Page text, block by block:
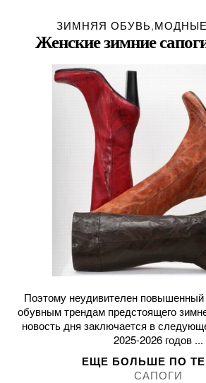
ЗИМНЯЯ ОБУВЬ,
Женские зимние
Поэтому неудивителен повышенный
обувным трендам предстоящего
новость дня заключается в
2025-2026 годов ...
ЕЩЕ БОЛЬШЕ ПО
САПОГИ